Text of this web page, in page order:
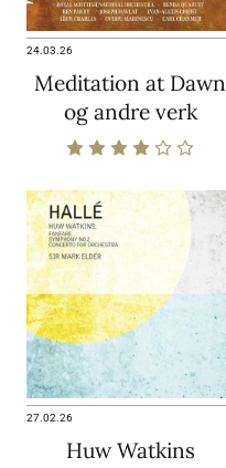
24.03.26
Meditation at Dawn
og andre verk
27.02.26
Huw Watkins